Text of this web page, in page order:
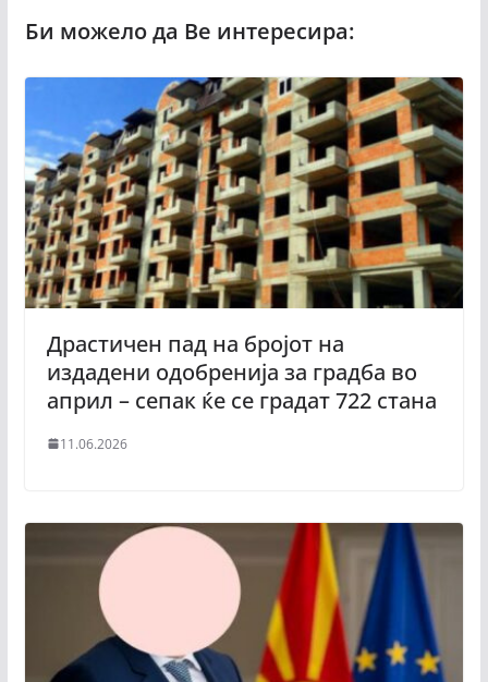
Драстичен пад на бројот на
издадени одобренија за градба во
април – сепак ќе се градат 722 стана
11.06.2026